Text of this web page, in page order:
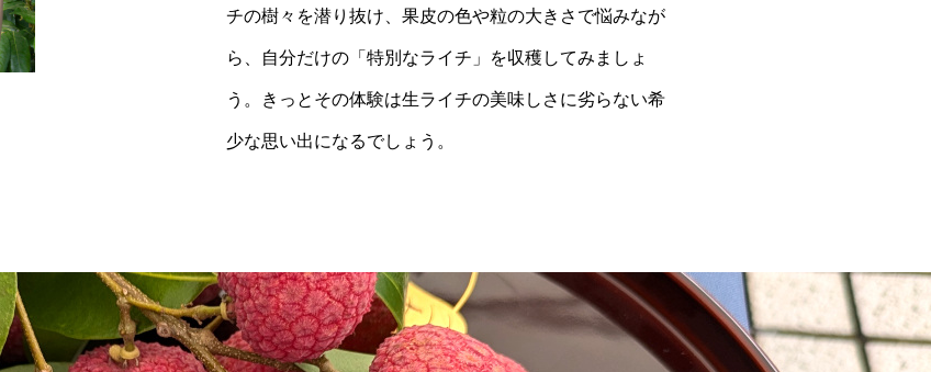
チの樹々を潜り抜け、果皮の色や粒の大きさで悩みなが
ら、自分だけの「特別なライチ」を収穫してみましょ
う。きっとその体験は生ライチの美味しさに劣らない希
少な思い出になるでしょう。